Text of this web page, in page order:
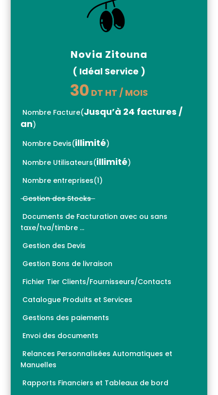
Novia Zitouna
( Idéal Service )
30 DT HT / MOIS
Nombre Facture(Jusqu’à 24 factures /
an)
Nombre Devis(illimité)
Nombre Utilisateurs(illimité)
Nombre entreprises(1)
Gestion des Stocks
Documents de Facturation avec ou sans
taxe/tva/timbre …
Gestion des Devis
Gestion Bons de livraison
Fichier Tier Clients/Fournisseurs/Contacts
Catalogue Produits et Services
Gestions des paiements
Envoi des documents
Relances Personnalisées Automatiques et
Manuelles
Rapports Financiers et Tableaux de bord